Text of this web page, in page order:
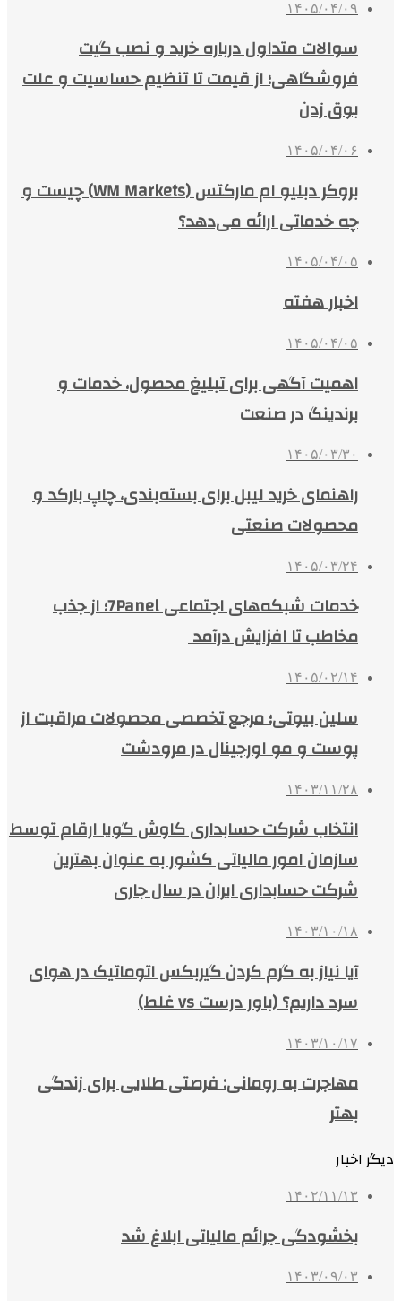
۱۴۰۵/۰۴/۰۹
سوالات متداول درباره خرید و نصب گیت
فروشگاهی؛ از قیمت تا تنظیم حساسیت و علت
بوق زدن
۱۴۰۵/۰۴/۰۶
بروکر دبلیو ام مارکتس (WM Markets) چیست و
چه خدماتی ارائه می‌دهد؟
۱۴۰۵/۰۴/۰۵
اخبار هفته
۱۴۰۵/۰۴/۰۵
اهمیت آگهی برای تبلیغ محصول، خدمات و
برندینگ در صنعت
۱۴۰۵/۰۳/۳۰
راهنمای خرید لیبل برای بسته‌بندی، چاپ بارکد و
محصولات صنعتی
۱۴۰۵/۰۳/۲۴
خدمات شبکه‌های اجتماعی 7Panel؛ از جذب
مخاطب تا افزایش درآمد
۱۴۰۵/۰۲/۱۴
سلین بیوتی؛ مرجع تخصصی محصولات مراقبت از
پوست و مو اورجینال در مرودشت
۱۴۰۳/۱۱/۲۸
انتخاب شرکت حسابداری کاوش گویا ارقام توسط
سازمان امور مالیاتی کشور به عنوان بهترین
شرکت حسابداری ایران در سال جاری
۱۴۰۳/۱۰/۱۸
آیا نیاز به گرم کردن گیربکس اتوماتیک در هوای
سرد داریم؟ (باور درست vs غلط)
۱۴۰۳/۱۰/۱۷
مهاجرت به رومانی: فرصتی طلایی برای زندگی
بهتر
دیگر اخبار
۱۴۰۲/۱۱/۱۳
بخشودگی جرائم مالیاتی ابلاغ شد
۱۴۰۳/۰۹/۰۳